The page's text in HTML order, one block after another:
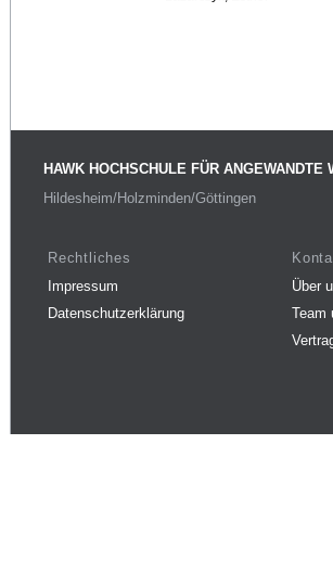
HAWK HOCHSCHULE FÜR ANGEWANDTE
Hildesheim/Holzminden/Göttingen
Rechtliches
Impressum
Datenschutzerklärung
Über
Team